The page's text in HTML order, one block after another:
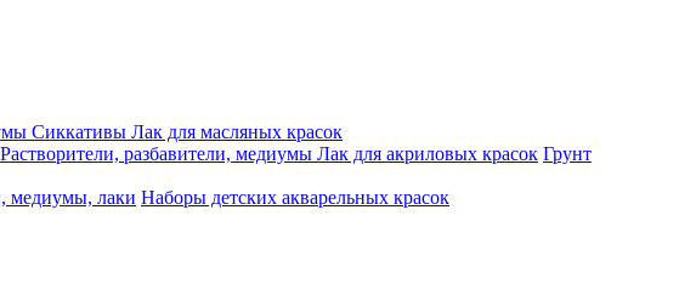
Сиккативы Лак для масляных красок
Растворители, разбавители, медиумы Лак для акриловых красок Грунт
медиумы, лаки Наборы детских акварельных красок